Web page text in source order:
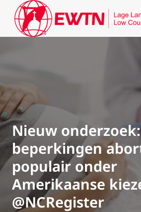
Nieuw onderzoek:
beperkingen
populair onder
Amerikaanse
@NCRegister